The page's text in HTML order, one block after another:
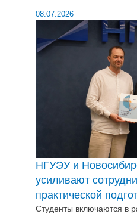
08.07.2026
НГУЭУ и
усиливают
практической
Студенты включаются в